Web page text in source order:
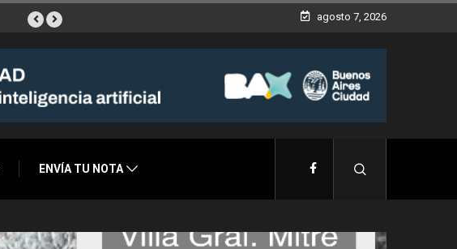
agosto 7, 2026
ENVÍA TU NOTA